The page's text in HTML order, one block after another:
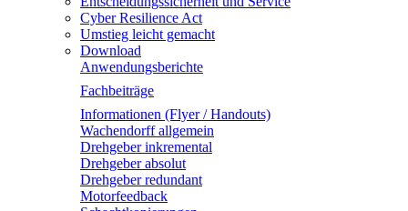
Cyber Resilience Act
Umstieg leicht gemacht
Download
Anwendungsberichte
Fachbeiträge
Informationen (Flyer / Handouts)
Wachendorff allgemein
Drehgeber inkremental
Drehgeber absolut
Drehgeber redundant
Motorfeedback